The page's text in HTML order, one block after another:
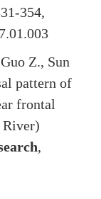
354,
Z., Sun
pattern of
frontal
River)
,